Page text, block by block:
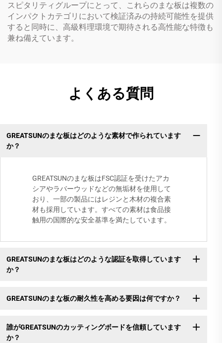
スピタリティグループにとって、これらのまな板は複数の
インパクトカテゴリにおいて検証済みの持続可能性を提供
すると同時に、高級料理環境で期待される高性能な特徴も
兼ね備えています。
よくある質問
GREATSUNのまな板はどのような素材で作られています
か？
GREATSUNのまな板はFSC認証を受けたアカ
シアやラバーウッドなどの無垢材を使用して
おり、一部の製品にはレジンと木材の複合素
材も採用しています。すべての素材は食品接
触用の国際的な安全基準を満たしています。
GREATSUNのまな板はどのような認証を取得しています
か？
GREATSUNのまな板の耐久性を高める要因は何ですか？
誰がGREATSUNのカッティングボードを信頼しています
か？